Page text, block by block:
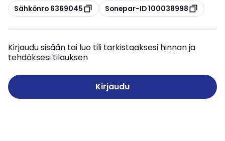
Kopioi
Sähkönro 6369045 Kopioi
Sonepar-ID 100038998
Kirjaudu sisään tai luo tili tarkistaaksesi hinnan ja
tehdäksesi tilauksen
Kirjaudu